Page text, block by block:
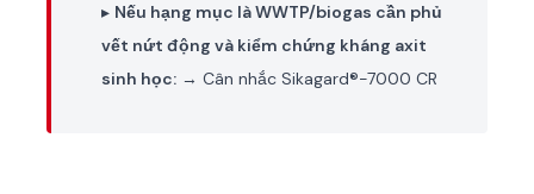
▸ Nếu hạng mục là WWTP/biogas cần phủ
vết nứt động và kiểm chứng kháng axit
sinh học: → Cân nhắc Sikagard®-7000 CR